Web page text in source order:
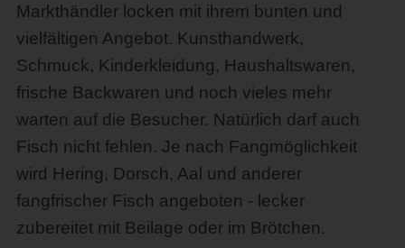
Markthändler locken mit ihrem bunten und
vielfältigen Angebot. Kunsthandwerk,
Schmuck, Kinderkleidung, Haushaltswaren,
frische Backwaren und noch vieles mehr
warten auf die Besucher. Natürlich darf auch
Fisch nicht fehlen. Je nach Fangmöglichkeit
wird Hering, Dorsch, Aal und anderer
fangfrischer Fisch angeboten - lecker
zubereitet mit Beilage oder im Brötchen.